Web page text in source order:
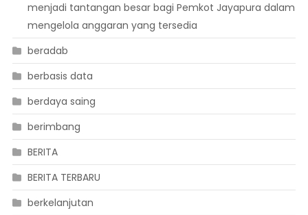
menjadi tantangan besar bagi Pemkot Jayapura dalam
mengelola anggaran yang tersedia
beradab
berbasis data
berdaya saing
berimbang
BERITA
BERITA TERBARU
berkelanjutan